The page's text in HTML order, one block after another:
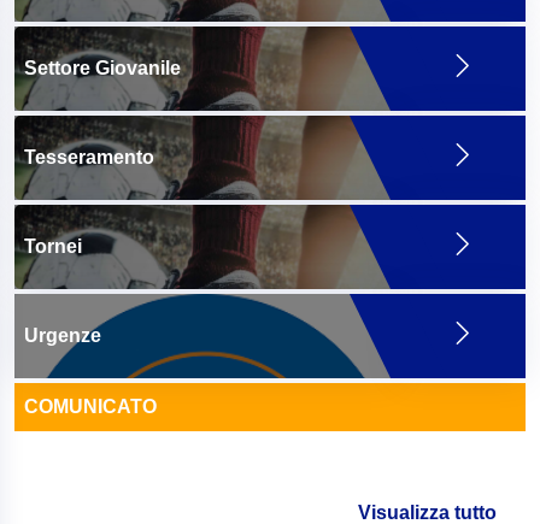
Settore Giovanile
Tesseramento
Tornei
Urgenze
COMUNICATO
Visualizza tutto